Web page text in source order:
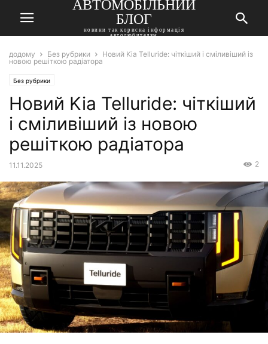
АВТОМОБІЛЬНИЙ
БЛОГ
новини так корисна інформація
автолюбителям
додому Без рубрики
Новий Kia Telluride: чіткіший і сміливіший із
новою решіткою радіатора
Без рубрики
Новий Kia Telluride: чіткіший
і сміливіший із новою
решіткою радіатора
11.11.2025 2